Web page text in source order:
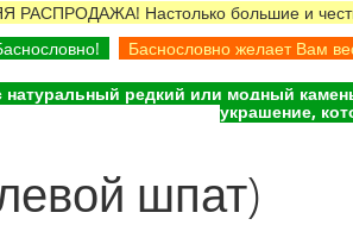
РАСПРОДАЖА! Настолько большие и
Баснословно желает Вам
редкий или модный
украшение,
шпат)